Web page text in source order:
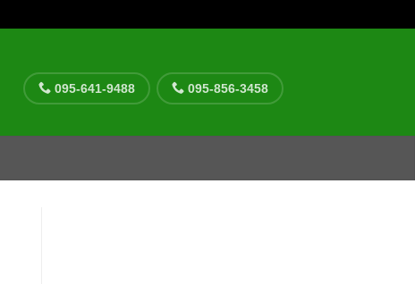
095-641-9488 095-856-3458